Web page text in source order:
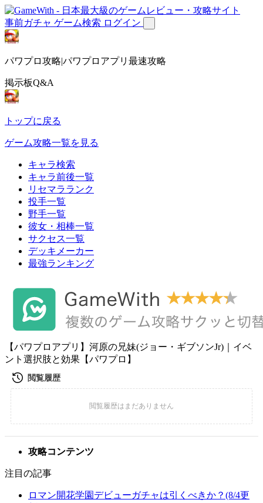
事前ガチャ ゲーム検索 ログイン
パワプロ攻略|パワプロアプリ最速攻略
掲示板Q&A
トップに戻る
ゲーム攻略一覧を見る
キャラ検索
キャラ前後一覧
リセマラランク
投手一覧
野手一覧
彼女・相棒一覧
サクセス一覧
デッキメーカー
最強ランキング
【パワプロアプリ】河原の兄妹(ジョー・ギブソンJr)｜イベ
ント選択肢と効果【パワプロ】
攻略コンテンツ
注目の記事
ロマン開花学園デビューガチャは引くべきか？(8/4更